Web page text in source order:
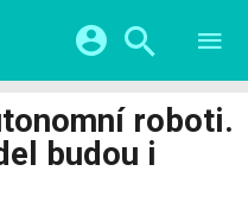
roboti.
budou i